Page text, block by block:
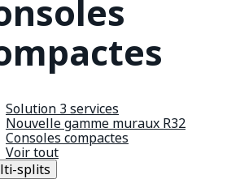
Solution 3 services
Nouvelle gamme muraux R32
Consoles compactes
Voir tout
splits